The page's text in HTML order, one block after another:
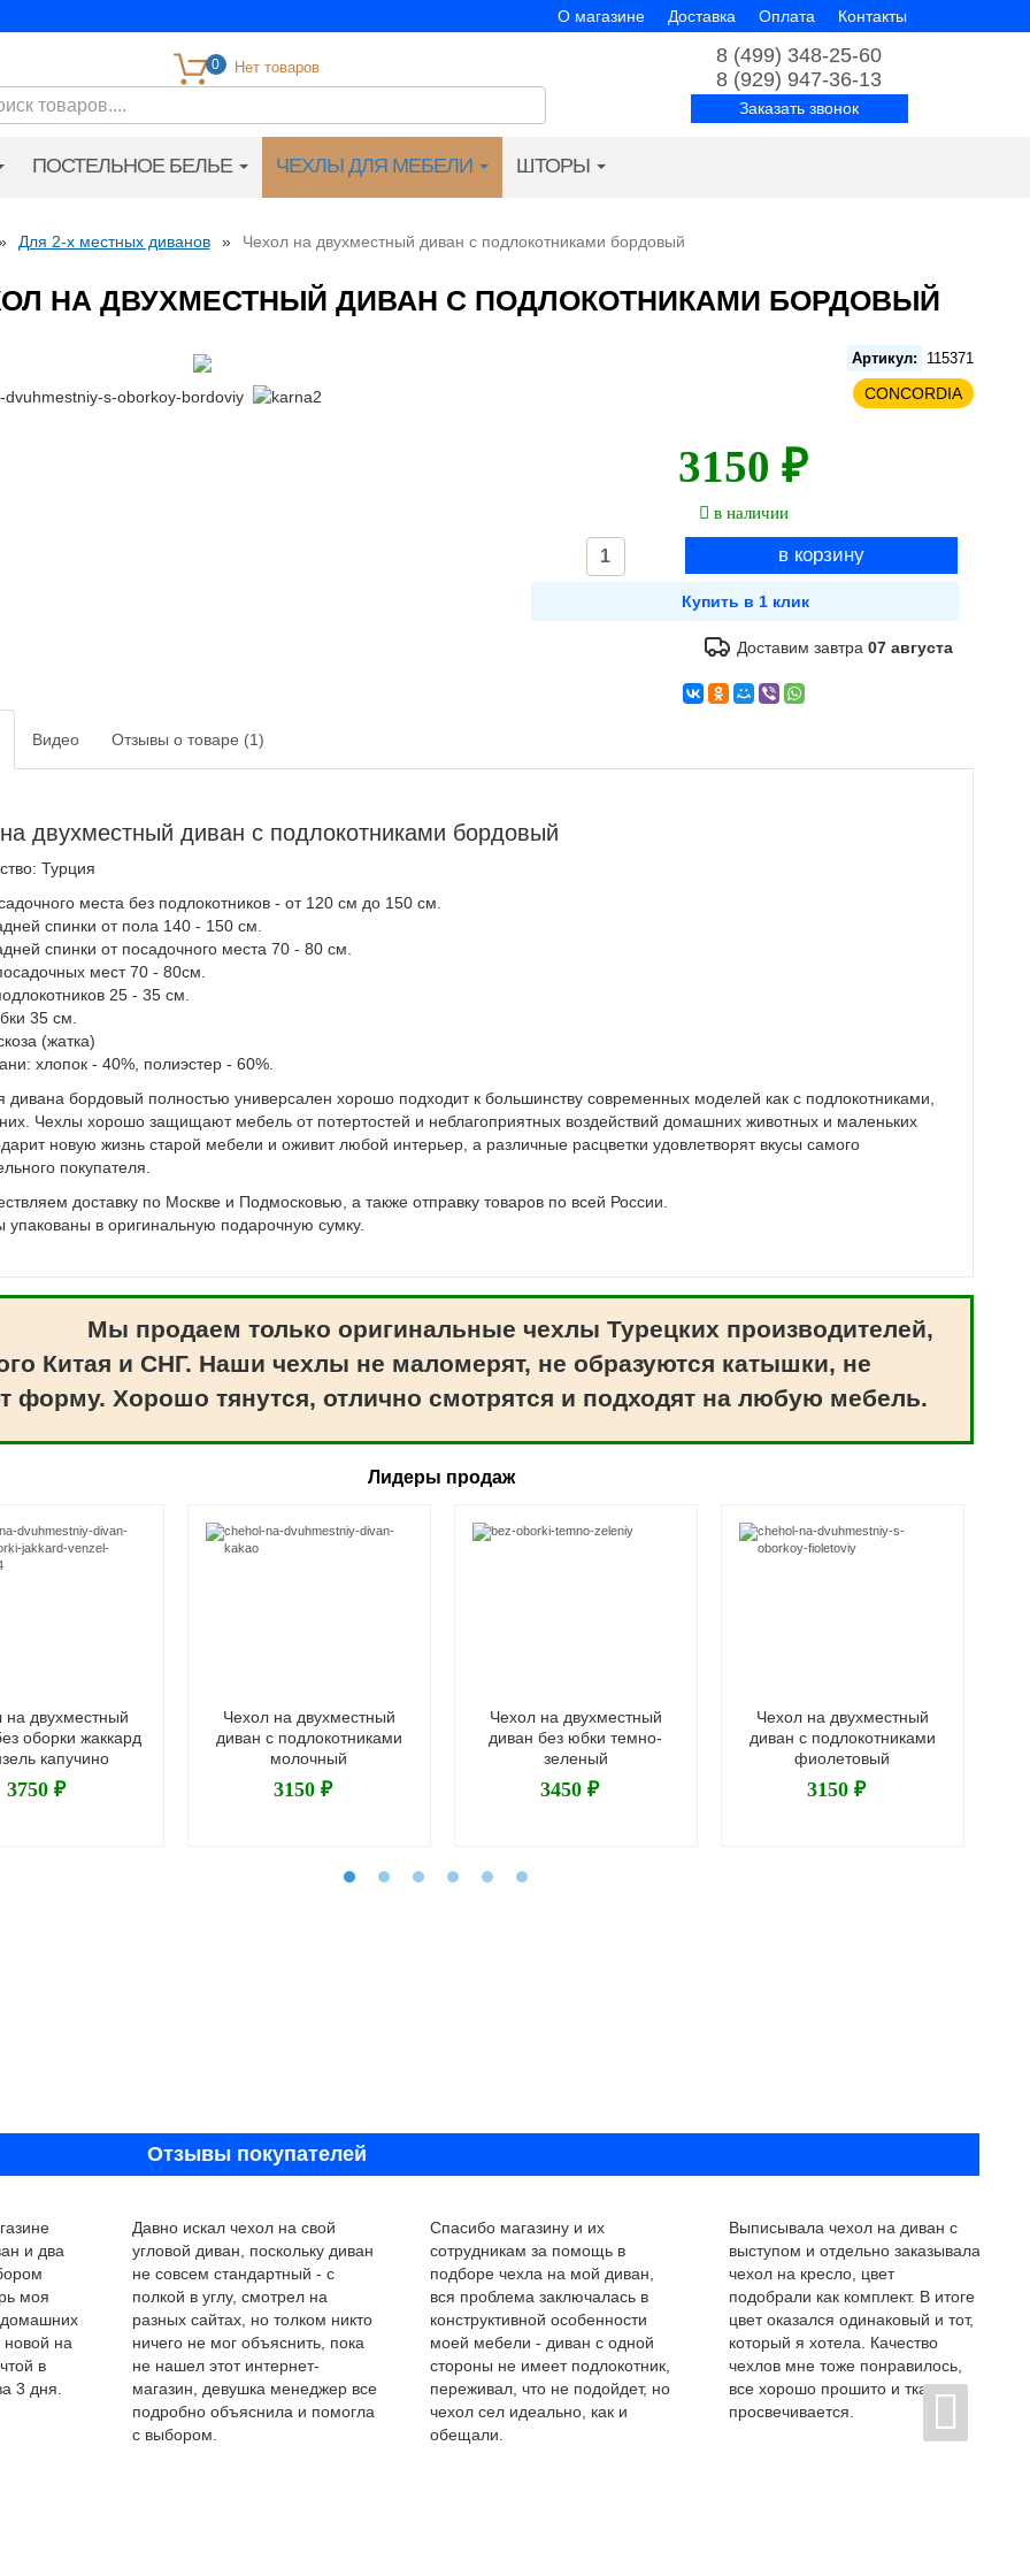
О магазине Доставка Оплата Контакты
0
8 (499) 348-25-60
8 (929) 947-36-13
Заказать звонок
ПОСТЕЛЬНОЕ БЕЛЬЕ ЧЕХЛЫ ДЛЯ МЕБЕЛИ ШТОРЫ
Для 2-х местных диванов » Чехол на двухместный диван с подлокотниками бордовый
НА ДВУХМЕСТНЫЙ ДИВАН С ПОДЛОКОТНИКАМИ БОРДОВЫЙ
Артикул: 115371
CONCORDIA
3150 ₽
в наличии
Доставим завтра07 августа
Видео Отзывы о товаре (1)
двухместный диван с подлокотниками бордовый
Турция
места без подлокотников - от 120 см до 150 см.
спинки от пола 140 - 150 см.
спинки от посадочного места 70 - 80 см.
мест 70 - 80см.
25 - 35 см.
35 см.
(жатка)
хлопок - 40%, полиэстер - 60%.
дивана бордовый полностью универсален хорошо подходит к большинству современных моделей как с подлокотниками,
Чехлы хорошо защищают мебель от потертостей и неблагоприятных воздействий домашних животных и маленьких
новую жизнь старой мебели и оживит любой интерьер, а различные расцветки удовлетворят вкусы самого
покупателя.
доставку по Москве и Подмосковью, а также отправку товаров по всей России.
упакованы в оригинальную подарочную сумку.
Мы продаем только оригинальные чехлы Турецких производителей,
Китая и СНГ. Наши чехлы не маломерят, не образуются катышки, не
форму. Хорошо тянутся, отлично смотрятся и подходят на любую мебель.
Лидеры продаж
на двухместный
оборки жаккард
капучино
3750 ₽
Чехол на двухместный
диван с подлокотниками
молочный
3150 ₽
Чехол на двухместный
диван без юбки темно-
зеленый
3450 ₽
Чехол на двухместный
диван с подлокотниками
фиолетовый
3150 ₽
Отзывы покупателей
и два
моя
новой на
в
3 дня.
Давно искал чехол на свой
угловой диван, поскольку диван
не совсем стандартный - с
полкой в углу, смотрел на
разных сайтах, но толком никто
ничего не мог объяснить, пока
не нашел этот интернет-
магазин, девушка менеджер все
подробно объяснила и помогла
с выбором.
Спасибо магазину и их
сотрудникам за помощь в
подборе чехла на мой диван,
вся проблема заключалась в
конструктивной особенности
моей мебели - диван с одной
стороны не имеет подлокотник,
переживал, что не подойдет, но
чехол сел идеально, как и
обещали.
Выписывала чехол на диван с
выступом и отдельно заказывала
чехол на кресло, цвет
подобрали как комплект. В итоге
цвет оказался одинаковый и тот,
который я хотела. Качество
чехлов мне тоже понравилось,
все хорошо прошито и ткань не
просвечивается.